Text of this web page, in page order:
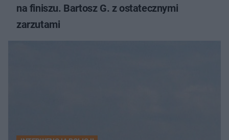
na finiszu. Bartosz G. z ostatecznymi
zarzutami